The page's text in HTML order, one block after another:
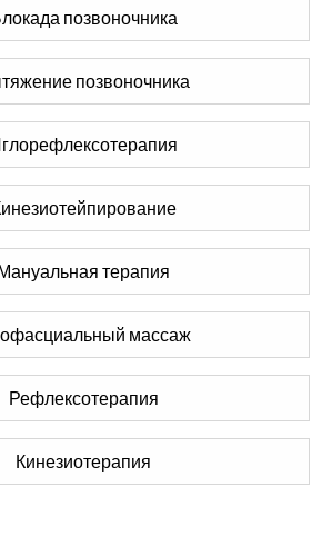
позвоночника
позвоночника
терапия
массаж
Рефлексотерапия
Кинезиотерапия